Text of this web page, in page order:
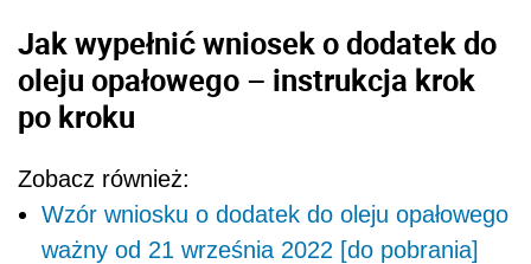
Jak wypełnić wniosek o dodatek do
oleju opałowego – instrukcja krok
po kroku
Zobacz również:
Wzór wniosku o dodatek do oleju opałowego
ważny od 21 września 2022 [do pobrania]